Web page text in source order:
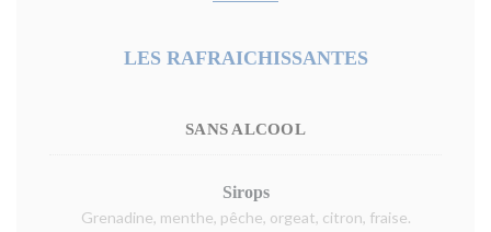
LES RAFRAICHISSANTES
SANS ALCOOL
Sirops
Grenadine, menthe, pêche, orgeat, citron, fraise.